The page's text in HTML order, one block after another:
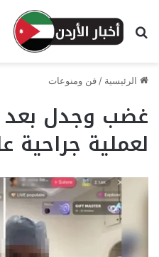
بحث عن
الرئيسية / فن ومنوعات
غضب وجدل بعد
لعملية